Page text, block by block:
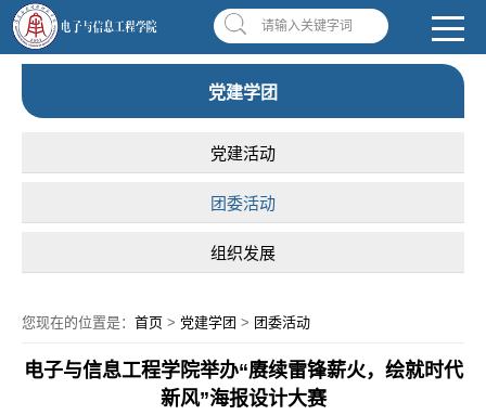
南昌应用技术师范学院，助你圆梦! 学校首页| OA系统 违反师德举报信箱
请输入关键字词
党建学团
党建活动
团委活动
组织发展
您现在的位置是： 首页 > 党建学团 > 团委活动
电子与信息工程学院举办“赓续雷锋薪火，绘就时代
新风”海报设计大赛